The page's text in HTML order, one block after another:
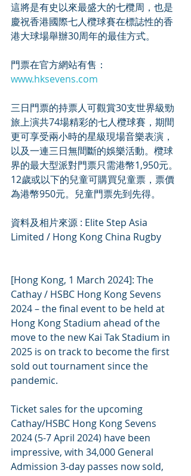
這將是有史以來最盛大的七欖周，也是
慶祝香港國際七人欖球賽在標誌性的香
港大球場舉辦30周年的最佳方式。
門票在官方網站有售：
www.hksevens.com
三日門票的持票人可觀賞30支世界級勁
旅上演共74場精彩的七人欖球賽，期間
更可享受兩小時的星級現場音樂表演，
以及一連三日無間斷的娛樂活動。欖球
界的最大型派對門票只需港幣1,950元。
12歲或以下的兒童可購買兒童票，票價
為港幣950元。兒童門票先到先得。
資料及相片來源 : Elite Step Asia
Limited / Hong Kong China Rugby
[Hong Kong, 1 March 2024]: The
Cathay / HSBC Hong Kong Sevens
2024 – the final event to be held at
Hong Kong Stadium ahead of the
move to the new Kai Tak Stadium in
2025 is on track to become the first
sold out tournament since the
pandemic.
Ticket sales for the upcoming
Cathay/HSBC Hong Kong Sevens
2024 (5-7 April 2024) have been
impressive, with 34,000 General
Admission 3-day passes now sold,